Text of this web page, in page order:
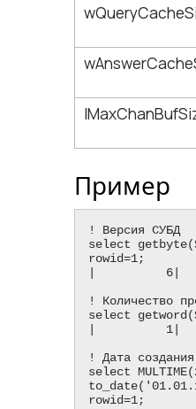
Пример
! Версия СУБД
select
rowid=1;
|          6|
! Количество
select
|          1|
! Дата
select
rowid=1;